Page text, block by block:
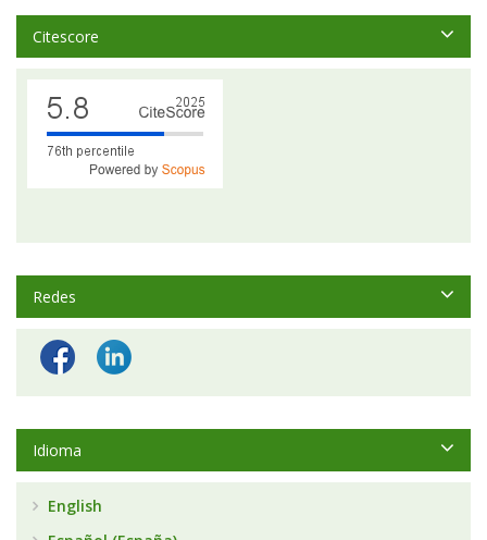
Citescore
Redes
Idioma
English